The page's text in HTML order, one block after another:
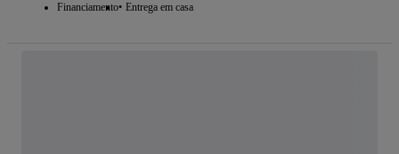
Financiamento Entrega em casa